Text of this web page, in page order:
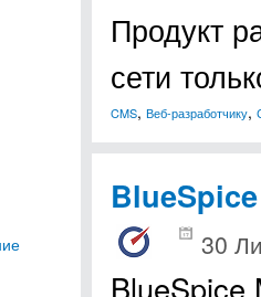
Продукт
сети
CMS, Веб-разработчику,
30
BlueSpice